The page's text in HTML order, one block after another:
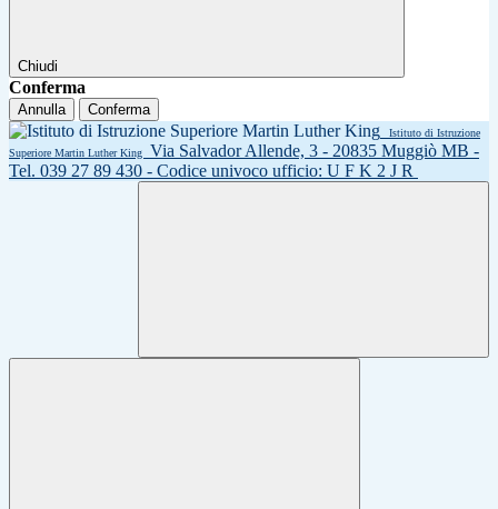
Chiudi
Conferma
Annulla Conferma
Istituto di Istruzione
Superiore Martin Luther King
Via Salvador Allende, 3 - 20835 Muggiò MB -
Tel. 039 27 89 430 - Codice univoco ufficio: U F K 2 J R